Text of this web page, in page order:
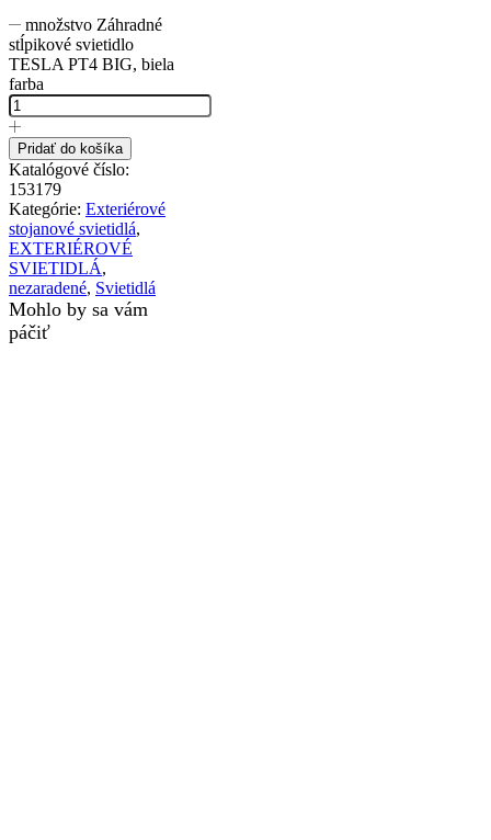
množstvo Záhradné
stĺpikové svietidlo
TESLA PT4 BIG, biela
farba
Pridať do košíka
Katalógové číslo:
153179
Kategórie: Exteriérové
stojanové svietidlá,
EXTERIÉROVÉ
SVIETIDLÁ,
nezaradené, Svietidlá
Mohlo by sa vám
páčiť